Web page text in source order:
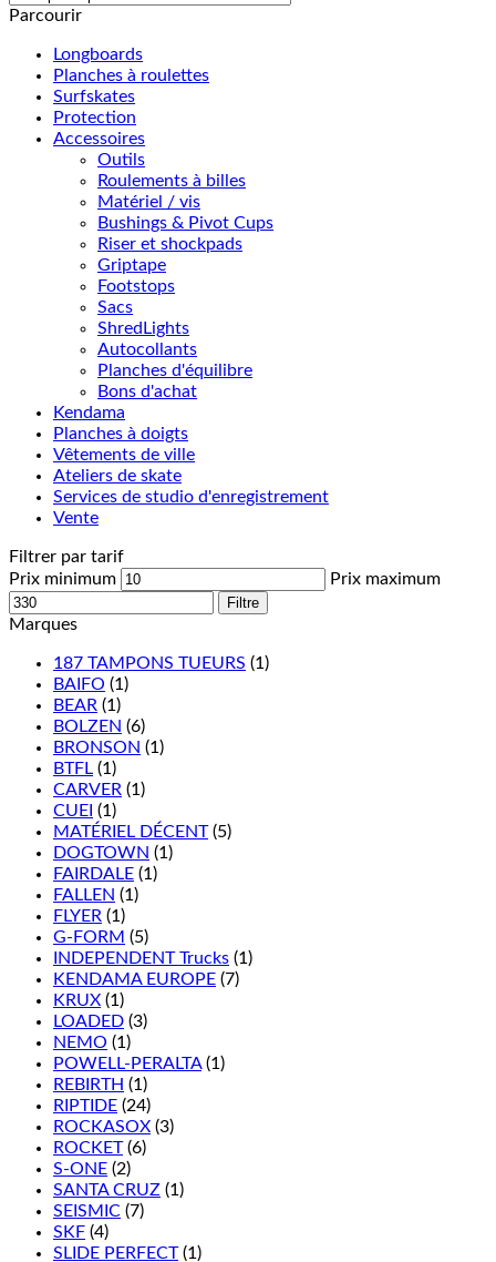
Parcourir
Longboards
Planches à roulettes
Surfskates
Protection
Accessoires
Outils
Roulements à billes
Matériel / vis
Bushings & Pivot Cups
Riser et shockpads
Griptape
Footstops
Sacs
ShredLights
Autocollants
Planches d'équilibre
Bons d'achat
Kendama
Planches à doigts
Vêtements de ville
Ateliers de skate
Services de studio d'enregistrement
Vente
Filtrer par tarif
Prix minimum
Prix maximum
Filtre
Marques
187 TAMPONS TUEURS (1)
BAIFO (1)
BEAR (1)
BOLZEN (6)
BRONSON (1)
BTFL (1)
CARVER (1)
CUEI (1)
MATÉRIEL DÉCENT (5)
DOGTOWN (1)
FAIRDALE (1)
FALLEN (1)
FLYER (1)
G-FORM (5)
INDEPENDENT Trucks (1)
KENDAMA EUROPE (7)
KRUX (1)
LOADED (3)
NEMO (1)
POWELL-PERALTA (1)
REBIRTH (1)
RIPTIDE (24)
ROCKASOX (3)
ROCKET (6)
S-ONE (2)
SANTA CRUZ (1)
SEISMIC (7)
SKF (4)
SLIDE PERFECT (1)